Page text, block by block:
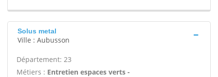
Solus metal
Ville : Aubusson
Département: 23
Métiers : Entretien espaces verts -